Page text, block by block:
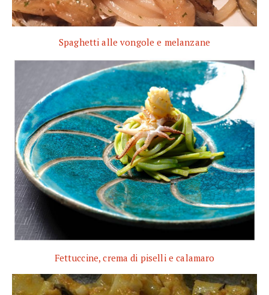
Spaghetti alle vongole e melanzane
Fettuccine, crema di piselli e calamaro